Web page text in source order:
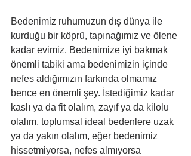
Bedenimiz ruhumuzun dış dünya ile
kurduğu bir köprü, tapınağımız ve ölene
kadar evimiz. Bedenimize iyi bakmak
önemli tabiki ama bedenimizin içinde
nefes aldığımızın farkında olmamız
bence en önemli şey. İstediğimiz kadar
kaslı ya da fit olalım, zayıf ya da kilolu
olalım, toplumsal ideal bedenlere uzak
ya da yakın olalım, eğer bedenimiz
hissetmiyorsa, nefes almıyorsa